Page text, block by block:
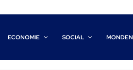
ECONOMIE SOCIAL MONDEN